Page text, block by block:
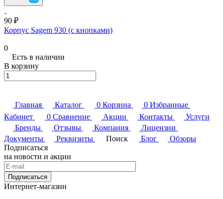
90 ₽
Корпус Sagem 930 (с кнопками)
0
Есть в наличии
В корзину
Главная Каталог 0 Корзина 0 Избранные
Кабинет
0 Сравнение Акции Контакты
Услуги
Бренды
Отзывы Компания
Лицензии
Документы
Реквизиты Поиск Блог
Обзоры
Подписаться
на новости и акции
Подписаться
Интернет-магазин